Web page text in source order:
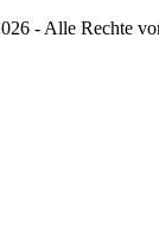
- Alle Rechte